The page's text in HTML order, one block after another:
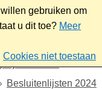
gebruiken om
u dit toe? Meer
Cookies niet toestaan
bestuur
Besluitenlijsten 2024